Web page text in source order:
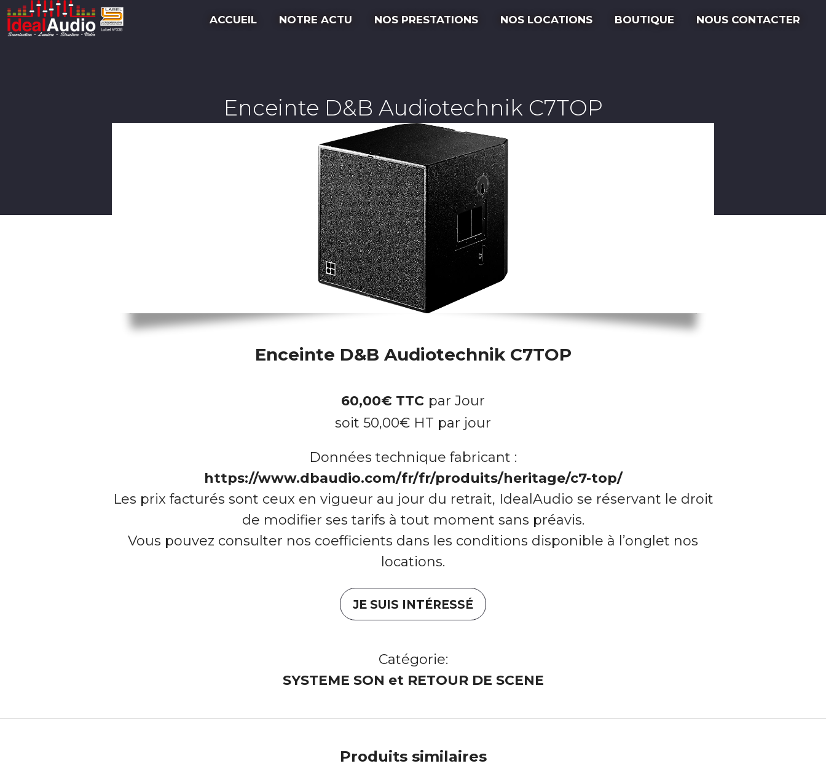
ACCUEIL NOTRE ACTU NOS PRESTATIONS NOS LOCATIONS BOUTIQUE NOUS CONTACTER
Enceinte D&B Audiotechnik C7TOP
Enceinte D&B Audiotechnik C7TOP
60,00€ TTC par Jour
soit 50,00€ HT par jour
Données technique fabricant :
https://www.dbaudio.com/fr/fr/produits/heritage/c7-top/
Les prix facturés sont ceux en vigueur au jour du retrait, IdealAudio se réservant le droit
de modifier ses tarifs à tout moment sans préavis.
Vous pouvez consulter nos coefficients dans les conditions disponible à l’onglet nos
locations.
JE SUIS INTÉRESSÉ
Catégorie:
SYSTEME SON et RETOUR DE SCENE
Produits similaires